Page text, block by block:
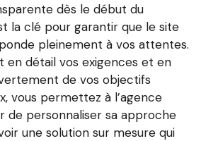
dès le début du
la clé pour garantir que le site
pleinement à vos attentes.
en détail vos exigences et en
de vos objectifs
vous permettez à l’agence
de personnaliser sa approche
une solution sur mesure qui